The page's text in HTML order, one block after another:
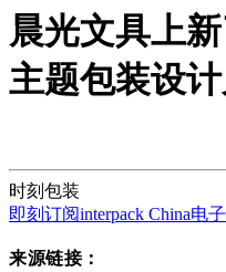
晨光文具上
主题包装设计
时刻包装
即刻订阅interpack China电
来源链接：